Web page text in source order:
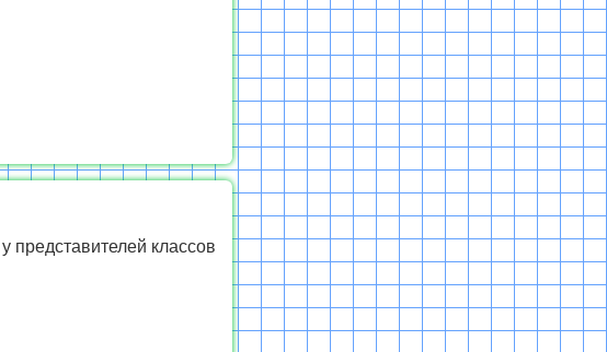
представителей классов